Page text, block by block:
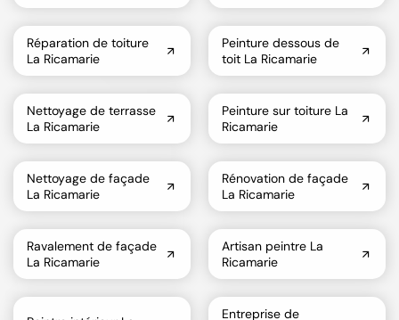
Réparation de toiture
La Ricamarie
Peinture dessous de
toit La Ricamarie
Nettoyage de terrasse
La Ricamarie
Peinture sur toiture La
Ricamarie
Nettoyage de façade
La Ricamarie
Rénovation de façade
La Ricamarie
Ravalement de façade
La Ricamarie
Artisan peintre La
Ricamarie
Entreprise de